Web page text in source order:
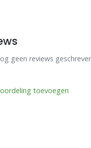
geen reviews
toevoegen